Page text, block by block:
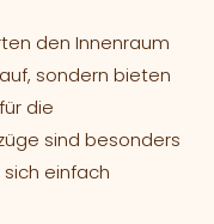
den Innenraum
sondern bieten
die
sind besonders
einfach